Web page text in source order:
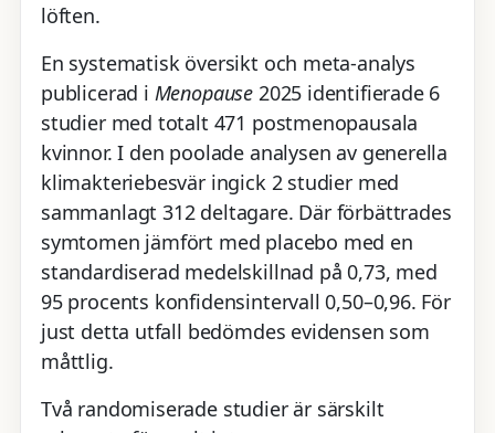
löften.
En systematisk översikt och meta-analys
publicerad i Menopause 2025 identifierade 6
studier med totalt 471 postmenopausala
kvinnor. I den poolade analysen av generella
klimakteriebesvär ingick 2 studier med
sammanlagt 312 deltagare. Där förbättrades
symtomen jämfört med placebo med en
standardiserad medelskillnad på 0,73, med
95 procents konfidensintervall 0,50–0,96. För
just detta utfall bedömdes evidensen som
måttlig.
Två randomiserade studier är särskilt